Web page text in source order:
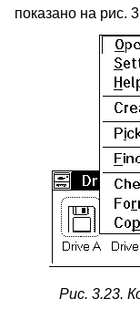
показано на рис.
Рис. 3.23.